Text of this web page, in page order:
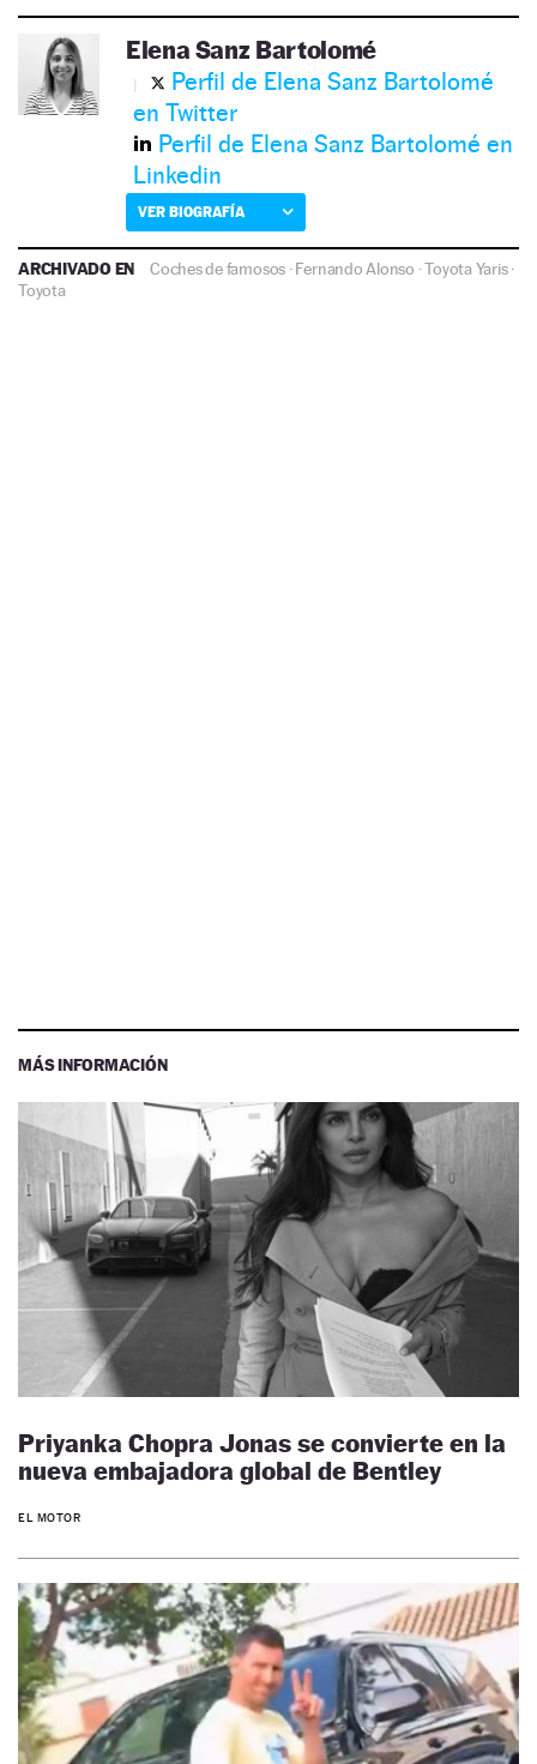
Elena Sanz Bartolomé
Perfil de Elena Sanz Bartolomé
en Twitter
Perfil de Elena Sanz Bartolomé en
Linkedin
VER BIOGRAFÍA
ARCHIVADO EN Coches de famosos ·Fernando Alonso ·Toyota Yaris·
Toyota
MÁS INFORMACIÓN
Priyanka Chopra Jonas se convierte en la
nueva embajadora global de Bentley
EL MOTOR